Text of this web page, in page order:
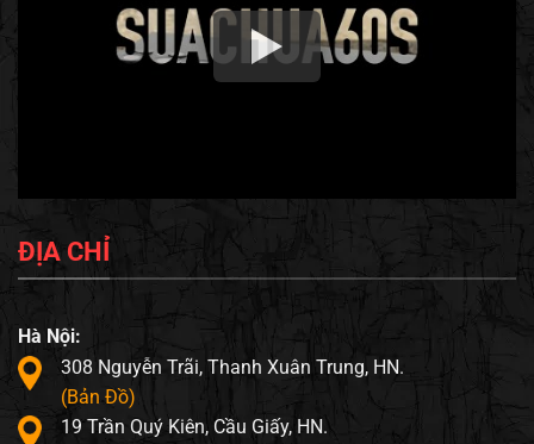
ĐỊA CHỈ
Hà Nội:
308 Nguyễn Trãi, Thanh Xuân Trung, HN.
(Bản Đồ)
19 Trần Quý Kiên, Cầu Giấy, HN.